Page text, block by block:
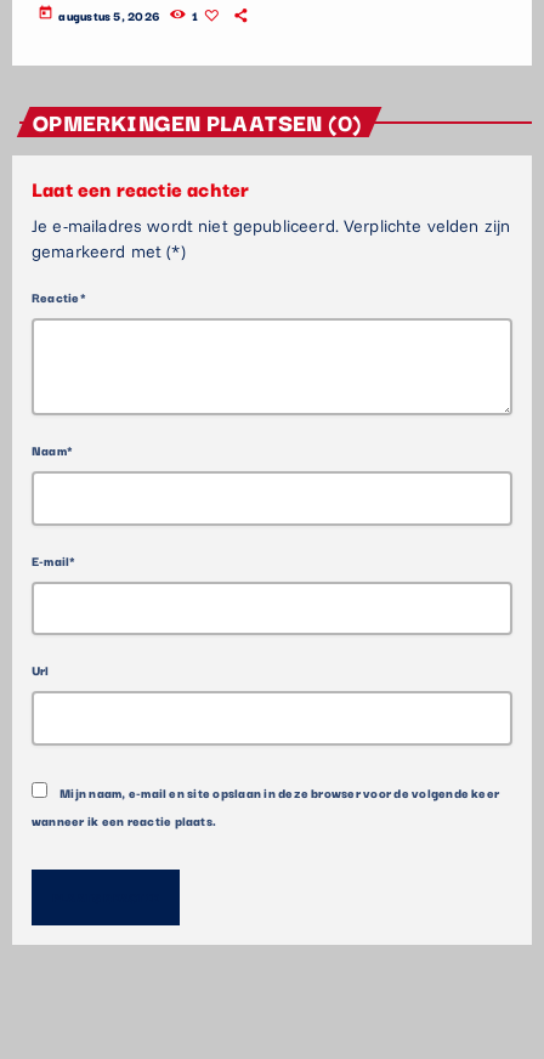
today augustus 5, 2026 1
OPMERKINGEN PLAATSEN (0)
Laat een reactie achter
Je e-mailadres wordt niet gepubliceerd. Verplichte velden zijn
gemarkeerd met (*)
Reactie*
Naam*
E-mail*
Url
Mijn naam, e-mail en site opslaan in deze browser voor de volgende keer
wanneer ik een reactie plaats.